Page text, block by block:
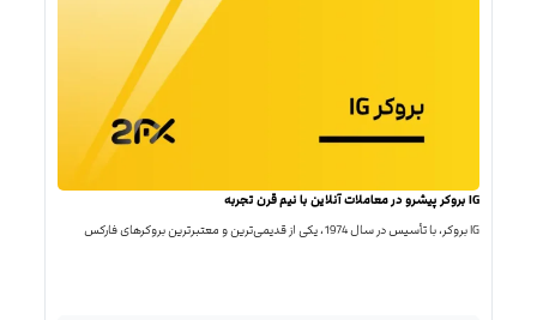
IG بروکر پیشرو در معاملات آنلاین با نیم قرن تجربه
IG بروکر، با تأسیس در سال 1974، یکی از قدیمی‌ترین و معتبرترین بروکرهای فارکس